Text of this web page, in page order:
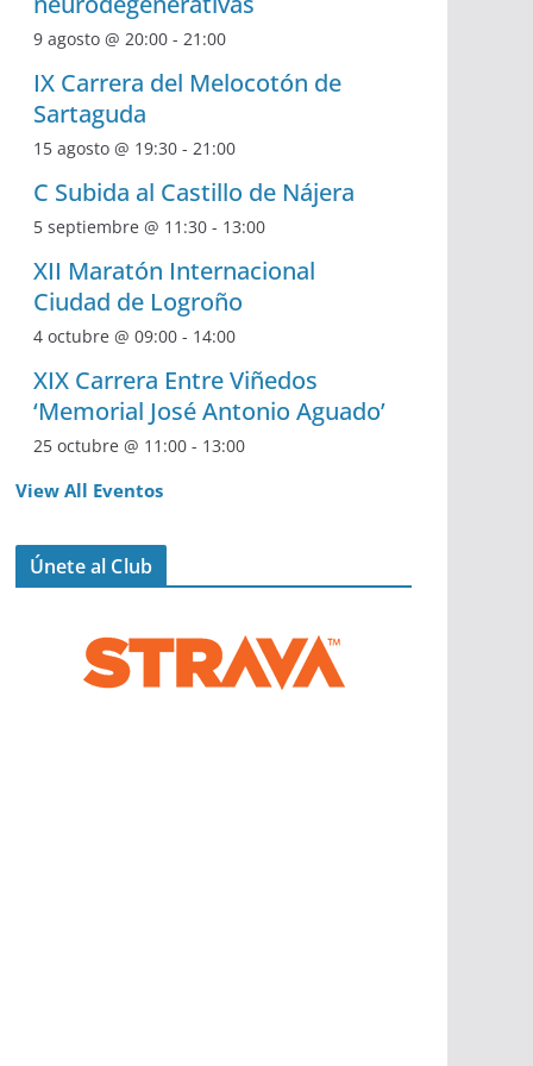
9 agosto @ 20:00 - 21:00
IX Carrera del Melocotón de
Sartaguda
15 agosto @ 19:30 - 21:00
C Subida al Castillo de Nájera
5 septiembre @ 11:30 - 13:00
XII Maratón Internacional
Ciudad de Logroño
4 octubre @ 09:00 - 14:00
XIX Carrera Entre Viñedos
‘Memorial José Antonio Aguado’
25 octubre @ 11:00 - 13:00
View All Eventos
Únete al Club